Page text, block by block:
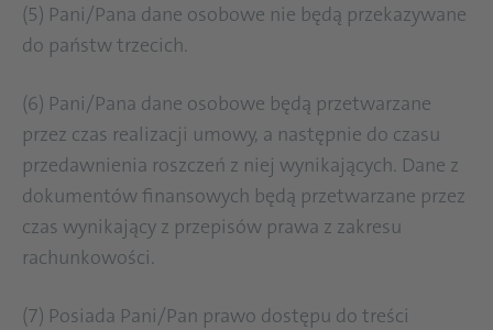
(5) Pani/Pana dane osobowe nie będą przekazywane
do państw trzecich.
(6) Pani/Pana dane osobowe będą przetwarzane
przez czas realizacji umowy, a następnie do czasu
przedawnienia roszczeń z niej wynikających. Dane z
dokumentów finansowych będą przetwarzane przez
czas wynikający z przepisów prawa z zakresu
rachunkowości.
(7) Posiada Pani/Pan prawo dostępu do treści